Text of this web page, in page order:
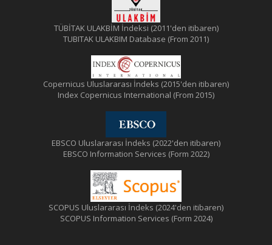
TÜBİTAK ULAKBİM İndeksi (2011'den itibaren)
TUBITAK ULAKBIM Database (From 2011)
Copernicus Uluslararası İndeks (2015'den itibaren)
Index Copernicus International (From 2015)
EBSCO Uluslararası İndeks (2022'den itibaren)
EBSCO Information Services (Form 2022)
SCOPUS Uluslararası İndeks (2024'den itibaren)
SCOPUS Information Services (Form 2024)